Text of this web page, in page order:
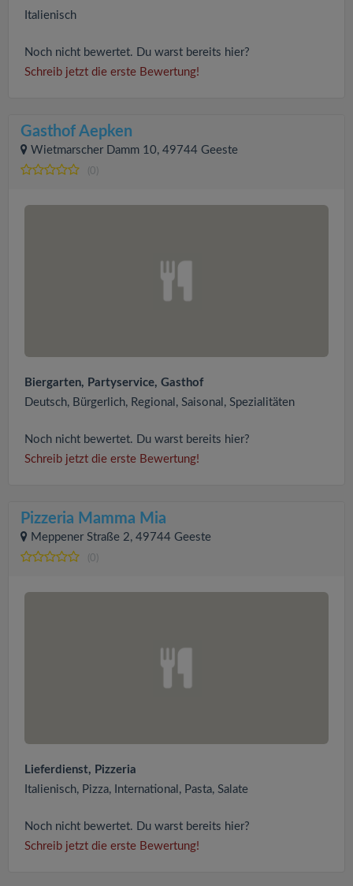
Italienisch
Noch nicht bewertet. Du warst bereits hier?
Schreib jetzt die erste Bewertung!
Gasthof Aepken
Wietmarscher Damm 10, 49744 Geeste
(0)
Biergarten, Partyservice, Gasthof
Deutsch, Bürgerlich, Regional, Saisonal, Spezialitäten
Noch nicht bewertet. Du warst bereits hier?
Schreib jetzt die erste Bewertung!
Pizzeria Mamma Mia
Meppener Straße 2, 49744 Geeste
(0)
Lieferdienst, Pizzeria
Italienisch, Pizza, International, Pasta, Salate
Noch nicht bewertet. Du warst bereits hier?
Schreib jetzt die erste Bewertung!